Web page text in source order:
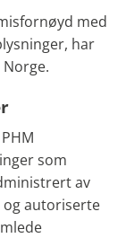
med
har
som
av
og autoriserte